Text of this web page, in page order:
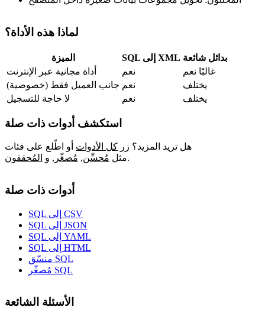
لماذا هذه الأداة؟
الميزة SQL إلى XML بدائل شائعة
أداة مجانية عبر الإنترنت
نعم
غالبًا نعم
جانب العميل فقط (خصوصية) نعم
يختلف
لا حاجة للتسجيل
نعم يختلف
استكشف أدوات ذات صلة
هل تريد المزيد؟ زر كل الأدوات أو اطّلع على فئات
مثل مُحسِّن, مُصغّر , و المُحققون .
أدوات ذات صلة
SQL إلى CSV
SQL إلى JSON
SQL إلى YAML
SQL إلى HTML
منسّق SQL
مُصغّر SQL
الأسئلة الشائعة